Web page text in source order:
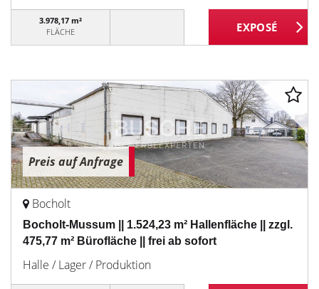
3.978,17 m²
FLÄCHE
Preis auf Anfrage
Bocholt
Bocholt-Mussum || 1.524,23 m² Hallenfläche || zzgl.
475,77 m² Bürofläche || frei ab sofort
Halle / Lager / Produktion